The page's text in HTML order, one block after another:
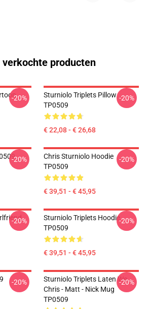
verkochte producten
-20%
Sturniolo Triplets Pillow
TP0509
€ 22,08 - € 26,68
-20%
-20%
Chris Sturniolo Hoodie
TP0509
€ 39,51 - € 45,95
-20%
-20%
Sturniolo Triplets Hoodie
TP0509
€ 39,51 - € 45,95
-20%
-20%
Sturniolo Triplets Laten We...
Chris - Matt - Nick Mug
TP0509
-20%